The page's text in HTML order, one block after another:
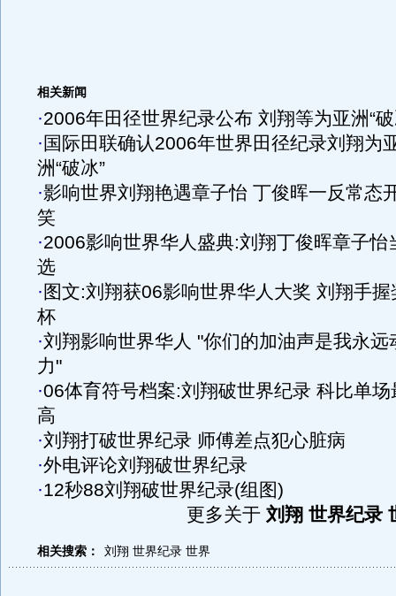
相关新闻
·2006年田径世界纪录公布 刘翔等为亚洲“破
· 国际田联确认2006年世界田径纪录刘翔为
洲“破冰”
·影响世界刘翔艳遇章子怡 丁俊晖一反常态
笑
·2006影响世界华人盛典:刘翔丁俊晖章子怡
选
· 图文:刘翔获06影响世界华人大奖 刘翔手握
杯
·刘翔影响世界华人 "你们的加油声是我永远
力"
·06体育符号档案:刘翔破世界纪录 科比单场
高
·刘翔打破世界纪录 师傅差点犯心脏病
·外电评论刘翔破世界纪录
·12秒88刘翔破世界纪录(组图)
更多关于 刘翔 世界纪录
相关搜索： 刘翔 世界纪录 世界